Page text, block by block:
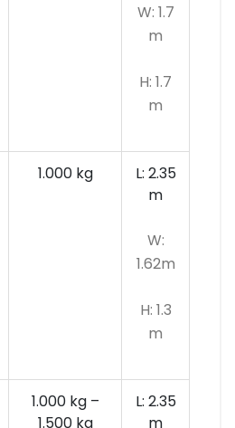
W: 1.7
m
H: 1.7
m
1.000 kg
L: 2.35
m
W:
1.62m
H: 1.3
m
1.000 kg –
1.500 kg
L: 2.35
m